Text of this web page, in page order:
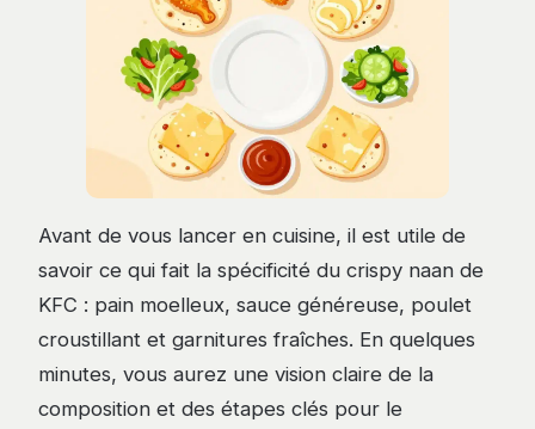
Avant de vous lancer en cuisine, il est utile de
savoir ce qui fait la spécificité du crispy naan de
KFC : pain moelleux, sauce généreuse, poulet
croustillant et garnitures fraîches. En quelques
minutes, vous aurez une vision claire de la
composition et des étapes clés pour le